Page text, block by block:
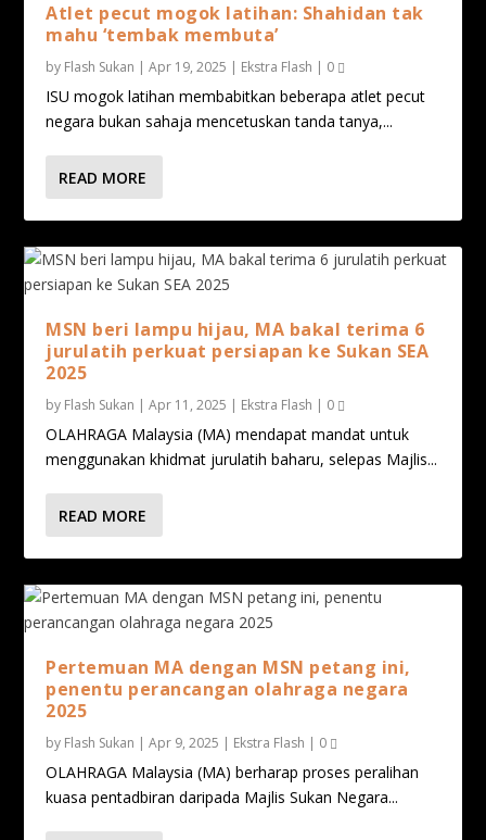
Atlet pecut mogok latihan: Shahidan tak
mahu ‘tembak membuta’
by Flash Sukan |Apr 19, 2025 Ekstra Flash 0
ISU mogok latihan membabitkan beberapa atlet pecut
negara bukan sahaja mencetuskan tanda tanya,...
READ MORE
MSN beri lampu hijau, MA bakal terima 6
jurulatih perkuat persiapan ke Sukan SEA
2025
by Flash Sukan |Apr 11, 2025 Ekstra Flash 0
OLAHRAGA Malaysia (MA) mendapat mandat untuk
menggunakan khidmat jurulatih baharu, selepas Majlis...
READ MORE
Pertemuan MA dengan MSN petang ini,
penentu perancangan olahraga negara
2025
by Flash Sukan |Apr 9, 2025 Ekstra Flash 0
OLAHRAGA Malaysia (MA) berharap proses peralihan
kuasa pentadbiran daripada Majlis Sukan Negara...